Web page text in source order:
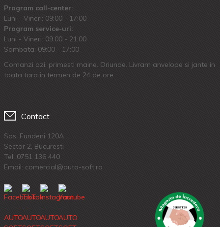
Program call-center:
Luni - Vineri: 09:00 - 17:00
Program service-uri:
Luni - Vineri: 09.00 - 21:00
Sambata: 09:00 - 17:00
Comanzi azi, primesti maine. Oriunde. Livram anvelope si jante in
toata tara in termen de 24 de ore.
Contact
Sos. Fundeni 120A
Sector 2, Bucuresti
Tel: 0751 136 440
Email: comercial@auto-soft.ro